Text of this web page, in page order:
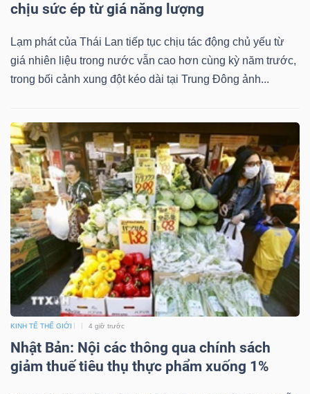
chịu sức ép từ giá năng lượng
Lạm phát của Thái Lan tiếp tục chịu tác động chủ yếu từ
giá nhiên liệu trong nước vẫn cao hơn cùng kỳ năm trước,
trong bối cảnh xung đột kéo dài tại Trung Đông ảnh...
KINH TẾ THẾ GIỚI 4 giờ trước
Nhật Bản: Nội các thông qua chính sách
giảm thuế tiêu thụ thực phẩm xuống 1%
YẾU
THIẾT
YẾU
CHĂM
SÓC
SỨC
KHỎE